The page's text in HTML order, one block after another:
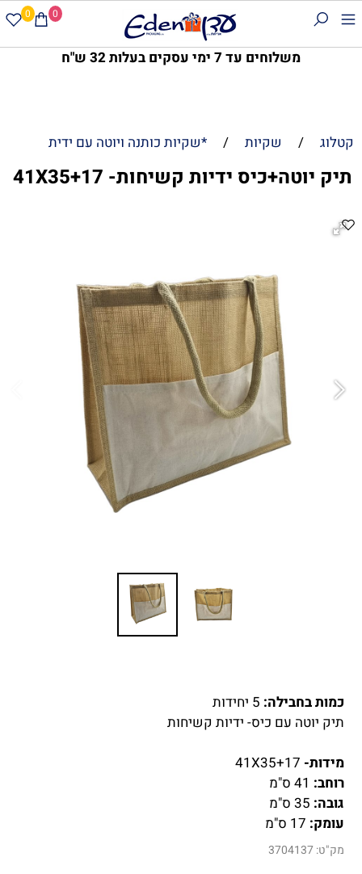
משלוחים עד 7 ימי עסקים בעלות 32 ש"ח
0 0
קטלוג / שקיות / *שקיות כותנה ויוטה עם ידית
תיק יוטה+כיס ידיות קשיחות- 41X35+17
כמות בחבילה: 5 יחידות
תיק יוטה עם כיס- ידיות קשיחות
מידות-
רוחב: 41 ס"מ
גובה: 35 ס"מ
עומק:
מק"ט:3704137